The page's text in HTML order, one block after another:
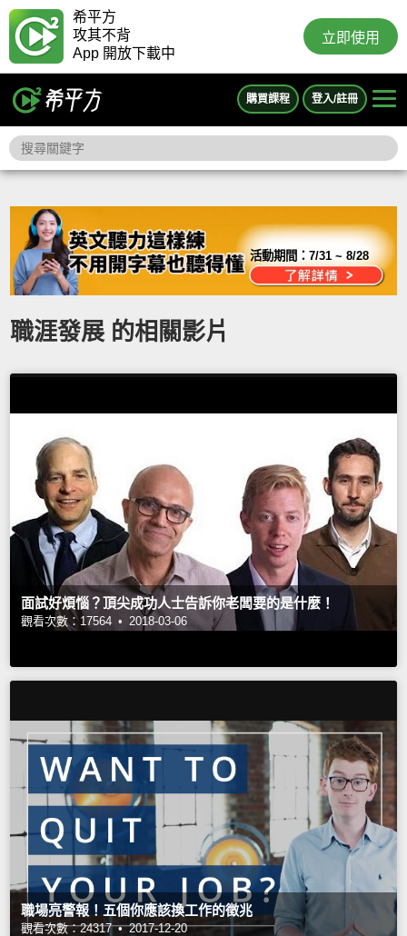
希平方
攻其不背
App 開放下載中
立即使用
購買課程 登入/註冊
活動期間：7/31 ~ 8/28
職涯發展 的相關影片
面試好煩惱？頂尖成功人士告訴你老闆要的是什麼！
觀看次數：17564 • 2018-03-06
職場亮警報！五個你應該換工作的徵兆
觀看次數：24317 • 2017-12-20